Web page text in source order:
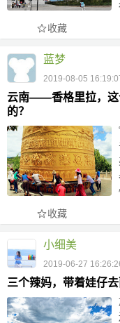
收藏
蓝梦
2019-08-05
云南——香格里拉，这
的？
收藏
小细美
2019-06-27
三个辣妈，带着娃仔